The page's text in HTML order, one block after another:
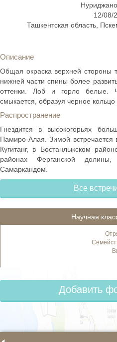
12/08/
Ташкентская область,
Описание
Общая окраска верхней стороны
нижней части спины более
оттенки. Лоб и горло белые.
смыкается, образуя черное кольцо
Распространение
Гнездится в высокогорьях
Памиро-Алая. Зимой встречается
Кугитанг, в Бостанлыкском
районах Ферганской
Самаркандом.
Все
Научная
Добавить